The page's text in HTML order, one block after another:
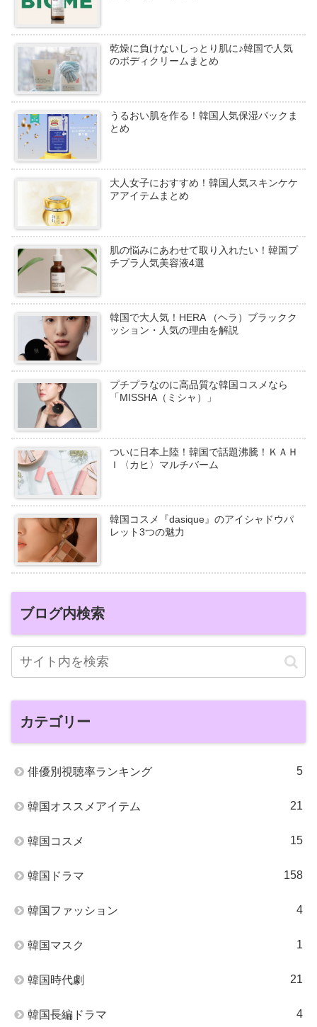
乾燥に負けないしっとり肌に♪韓国で人気
のボディクリームまとめ
うるおい肌を作る！韓国人気保湿パックま
とめ
大人女子におすすめ！韓国人気スキンケケ
アアイテムまとめ
肌の悩みにあわせて取り入れたい！韓国プ
チプラ人気美容液4選
韓国で大人気！HERA （ヘラ）ブラックク
ッション・人気の理由を解説
プチプラなのに高品質な韓国コスメなら
「MISSHA（ミシャ）」
ついに日本上陸！韓国で話題沸騰！ＫＡＨ
Ｉ〈カヒ〉マルチバーム
韓国コスメ『dasique』のアイシャドウパ
レット3つの魅力
ブログ内検索
カテゴリー
俳優別視聴率ランキング 5
韓国オススメアイテム 21
韓国コスメ 15
韓国ドラマ 158
韓国ファッション 4
韓国マスク 1
韓国時代劇 21
韓国長編ドラマ 4